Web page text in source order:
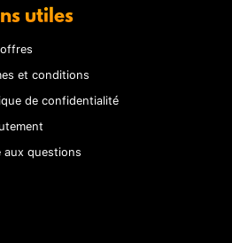
utiles
et conditions
de confidentialité
aux questions